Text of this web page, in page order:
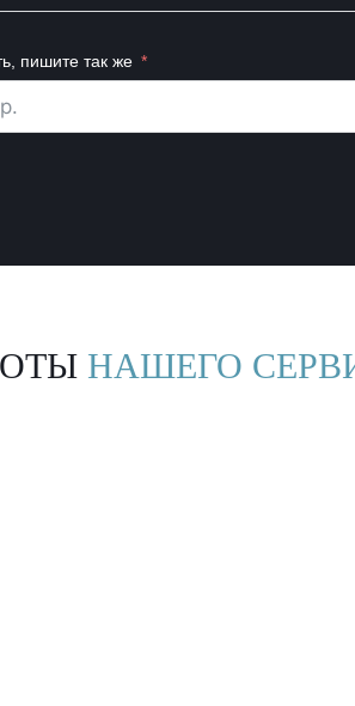
пишите так же
НАШЕГО